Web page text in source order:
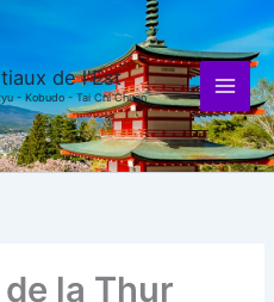
de l'Est
- Kobudo - Tai Chi Chuan
la Thur